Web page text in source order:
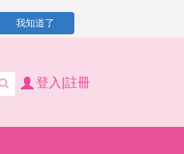
我知道了
登入|註冊